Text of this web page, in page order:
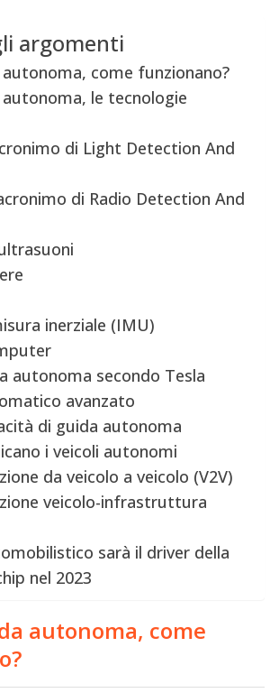
argomenti
come funzionano?
le tecnologie
di Light Detection And
di Radio Detection And
inerziale (IMU)
autonoma secondo Tesla
avanzato
di guida autonoma
i veicoli autonomi
da veicolo a veicolo (V2V)
veicolo-infrastruttura
sarà il driver della
nel 2023
autonoma, come